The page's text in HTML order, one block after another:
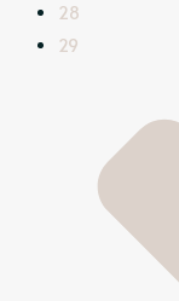
28
29